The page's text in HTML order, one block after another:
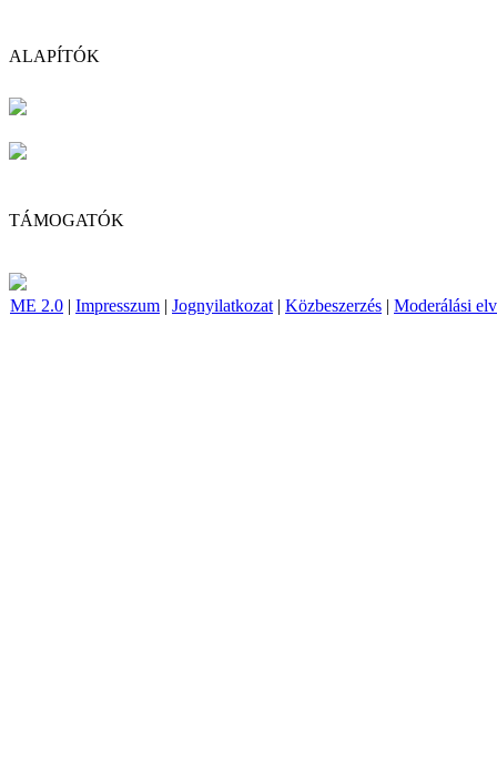
ALAPÍTÓK
TÁMOGATÓK
ME 2.0 | Impresszum | Jognyilatkozat | Közbeszerzés | Moderálási